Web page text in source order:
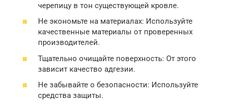
черепицу в тон существующей кровле.
Не экономьте на материалах: Используйте
качественные материалы от проверенных
производителей.
Тщательно очищайте поверхность: От этого
зависит качество адгезии.
Не забывайте о безопасности: Используйте
средства защиты.